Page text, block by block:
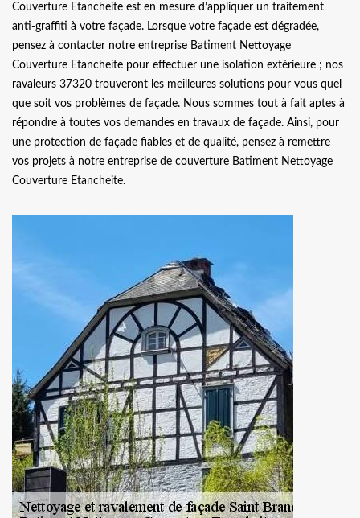
Couverture Etancheite est en mesure d’appliquer un traitement
anti-graffiti à votre façade. Lorsque votre façade est dégradée,
pensez à contacter notre entreprise Batiment Nettoyage
Couverture Etancheite pour effectuer une isolation extérieure ; nos
ravaleurs 37320 trouveront les meilleures solutions pour vous quel
que soit vos problèmes de façade. Nous sommes tout à fait aptes à
répondre à toutes vos demandes en travaux de façade. Ainsi, pour
une protection de façade fiables et de qualité, pensez à remettre
vos projets à notre entreprise de couverture Batiment Nettoyage
Couverture Etancheite.